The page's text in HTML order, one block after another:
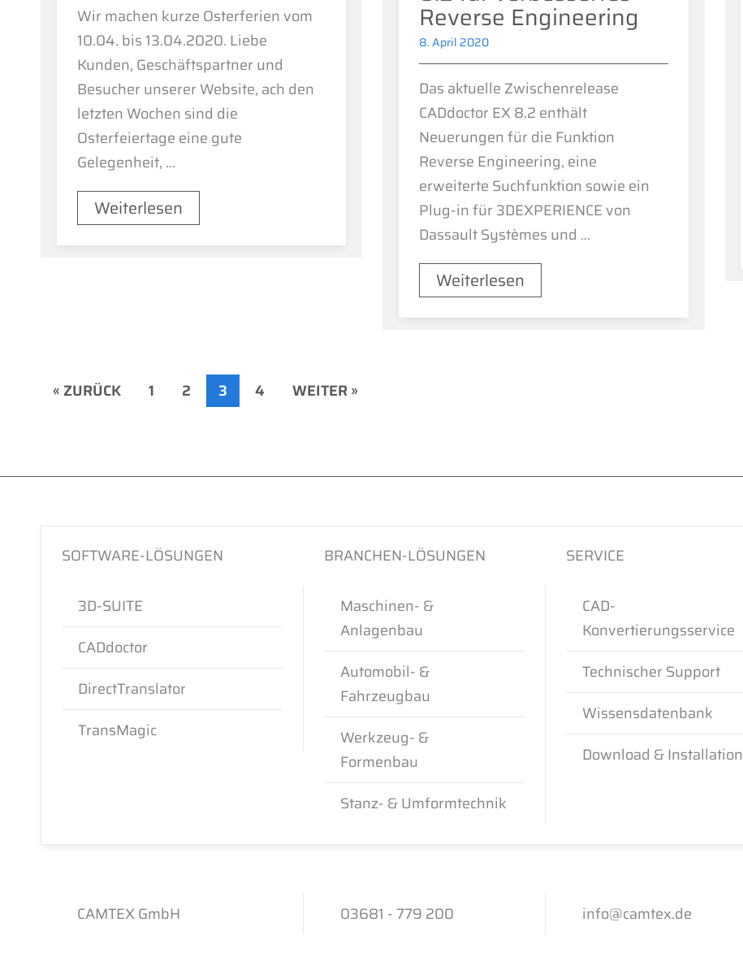
Wir machen kurze Osterferien vom
10.04. bis 13.04.2020. Liebe
Kunden, Geschäftspartner und
Besucher unserer Website, ach den
letzten Wochen sind die
Osterfeiertage eine gute
Gelegenheit, ...
Weiterlesen
Reverse Engineering
8. April 2020
Das aktuelle Zwischenrelease
CADdoctor EX 8.2 enthält
Neuerungen für die Funktion
Reverse Engineering, eine
erweiterte Suchfunktion sowie ein
Plug-in für 3DEXPERIENCE von
Dassault Systèmes und ...
Weiterlesen
« ZURÜCK 1 2 3 4 WEITER »
SOFTWARE-LÖSUNGEN
3D-SUITE
CADdoctor
DirectTranslator
TransMagic
BRANCHEN-LÖSUNGEN
Maschinen- &
Anlagenbau
Automobil- &
Fahrzeugbau
Werkzeug- &
Formenbau
Stanz- & Umformtechnik
SERVICE
CAD-
Konvertierungsservice
Technischer Support
Wissensdatenbank
Download & Installation
CAMTEX GmbH 03681 - 779 200 info@camtex.de